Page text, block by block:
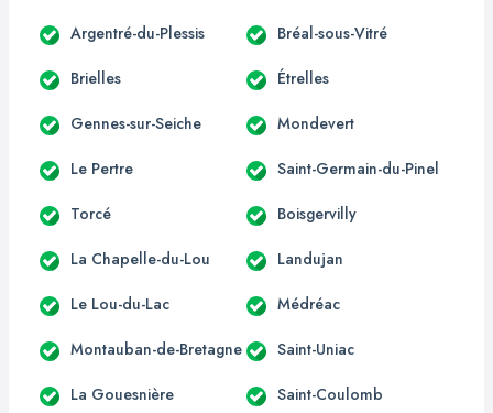
Argentré-du-Plessis Bréal-sous-Vitré
Brielles Étrelles
Gennes-sur-Seiche Mondevert
Le Pertre Saint-Germain-du-Pinel
Torcé Boisgervilly
La Chapelle-du-Lou Landujan
Le Lou-du-Lac Médréac
Montauban-de-Bretagne Saint-Uniac
La Gouesnière Saint-Coulomb